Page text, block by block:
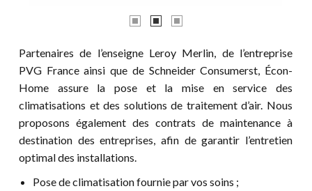
Partenaires de l’enseigne Leroy Merlin, de l’entreprise
PVG France ainsi que de Schneider Consumerst, Écon-
Home assure la pose et la mise en service des
climatisations et des solutions de traitement d’air. Nous
proposons également des contrats de maintenance à
destination des entreprises, afin de garantir l’entretien
optimal des installations.
Pose de climatisation fournie par vos soins ;